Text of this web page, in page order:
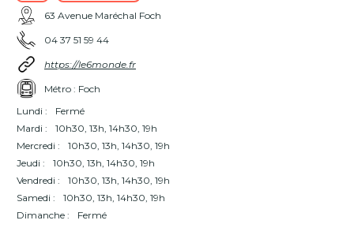
63 Avenue Maréchal Foch
04 37 51 59 44
https://le6monde.fr
Métro : Foch
Lundi :
Fermé
Mardi :
10h30, 13h, 14h30, 19h
Mercredi :
10h30, 13h, 14h30, 19h
Jeudi :
10h30, 13h, 14h30, 19h
Vendredi :
10h30, 13h, 14h30, 19h
Samedi :
10h30, 13h, 14h30, 19h
Dimanche :
Fermé